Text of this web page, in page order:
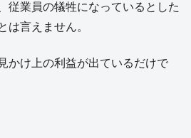
従業員の犠牲になっているとした
は言えません。
かけ上の利益が出ているだけで